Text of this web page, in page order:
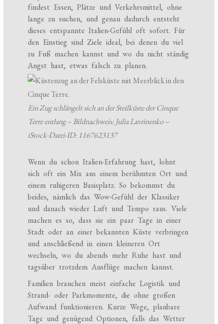
findest Essen, Plätze und Verkehrsmittel, ohne
lange zu suchen, und genau dadurch entsteht
dieses entspannte Italien-Gefühl oft sofort. Für
den Einstieg sind Ziele ideal, bei denen du viel
zu Fuß machen kannst und wo du nicht ständig
Angst hast, etwas falsch zu planen.
Ein Zug schlängelt sich an der Steilküste der Cinque
Terre entlang – Bildnachweis: Julia Lavrinenko –
iStock-Datei-ID: 1167623137
Wenn du schon Italien-Erfahrung hast, lohnt
sich oft ein Mix aus einem berühmten Ort und
einem ruhigeren Basisplatz. So bekommst du
beides, nämlich das Wow-Gefühl der Klassiker
und danach wieder Luft und Tempo raus. Viele
machen es so, dass sie ein paar Tage in einer
Stadt oder an einer bekannten Küste verbringen
und anschließend in einen kleineren Ort
wechseln, wo du abends mehr Ruhe hast und
tagsüber trotzdem Ausflüge machen kannst.
Familien brauchen meist einfache Logistik und
Strand- oder Parkmomente, die ohne großen
Aufwand funktionieren. Kurze Wege, planbare
Tage und genügend Optionen, falls das Wetter